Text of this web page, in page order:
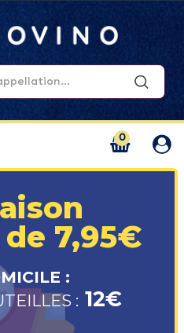
0
7,95€
:
: 12€